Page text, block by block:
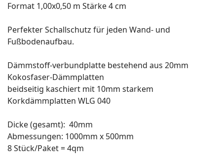
Format 1,00x0,50 m Stärke 4 cm
Perfekter Schallschutz für jeden Wand- und
Fußbodenaufbau.
Dämmstoff-verbundplatte bestehend aus 20mm
Kokosfaser-Dämmplatten
beidseitig kaschiert mit 10mm starkem
Korkdämmplatten WLG 040
Dicke (gesamt): 40mm
Abmessungen: 1000mm x 500mm
8 Stück/Paket = 4qm